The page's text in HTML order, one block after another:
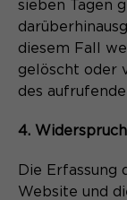
sieben Tagen
diesem Fall
gelöscht oder
des
4.
Die
Website und